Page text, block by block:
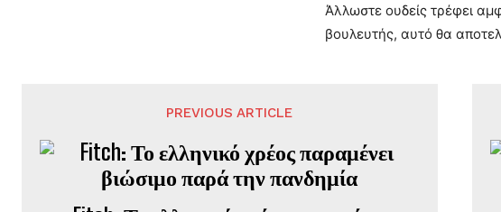
Άλλωστε ουδείς τρέφει
βουλευτής, αυτό θα
PREVIOUS ARTICLE